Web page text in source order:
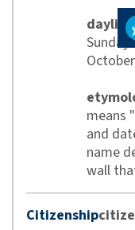
Sunday
October
means
and
name
wall
Citizenship